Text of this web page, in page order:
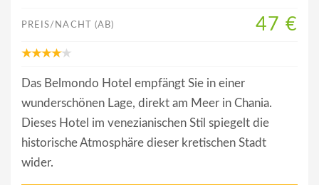
PREIS/NACHT (AB) 47 €
Das Belmondo Hotel empfängt Sie in einer
wunderschönen Lage, direkt am Meer in Chania.
Dieses Hotel im venezianischen Stil spiegelt die
historische Atmosphäre dieser kretischen Stadt
wider.